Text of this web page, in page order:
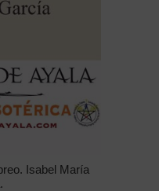
Isabel María